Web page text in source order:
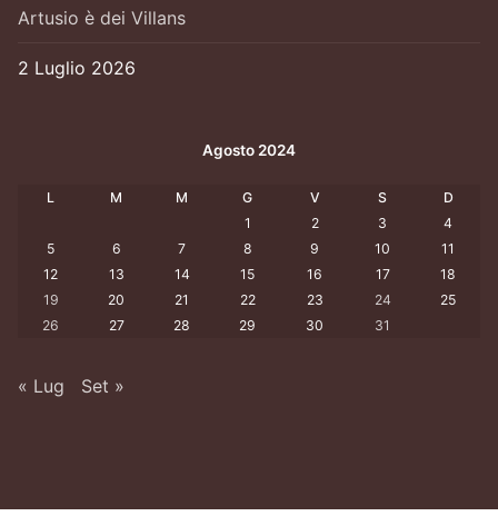
Artusio è dei Villans
2 Luglio 2026
Agosto 2024
L M M G V S
D
1
2 3
4
5
6 7 8 9 10
11
12
13 14 15 16 17
18
19
20 21 22 23 24
25
26
27 28 29 30 31
« Lug Set »